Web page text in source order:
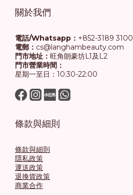
關於我們
電話/Whatsapp： +852-3189 3100
電郵： cs@langhambeauty.com
門市地址： 旺角朗豪坊L1及L2
門市營業時間：
星期一至日：10:30-22:00
條款與細則
條款與細則
隱私政策
運送政策
退換貨政策
商業合作